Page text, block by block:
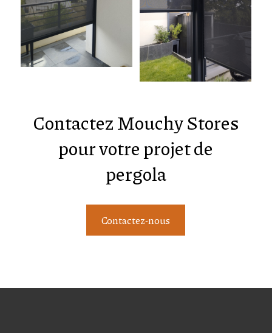
Contactez Mouchy Stores
pour votre projet de
pergola
Contactez-nous